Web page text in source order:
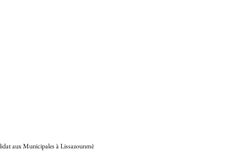
aux Municipales à Lissazounmè